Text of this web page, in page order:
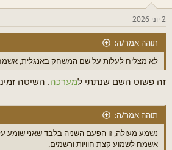
2 יוני 2026
תוהה אמר/ה:
לא מצליח לעלות על שם המשחק באנגלית,
זה פשוט השם שנתתי למערכה. השיטה
תוהה אמר/ה:
נשמע מעולה, זו הפעם השניה בלבד שאני שומע
אשמח לשמוע קצת חוויות ורשמים.